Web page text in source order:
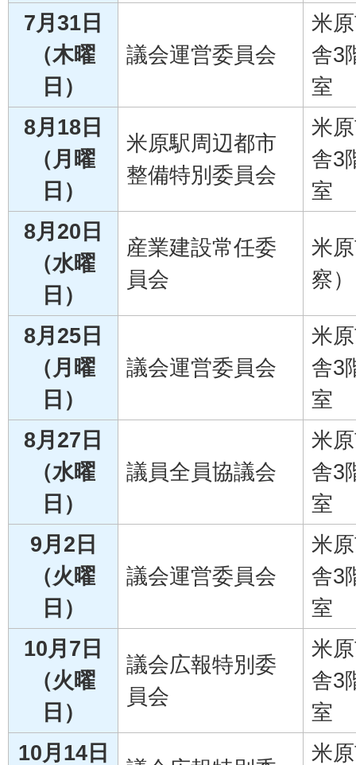
7月31日
（木曜
日）
議会運営委員会
米
舎3
室
8月18日
（月曜
日）
米原駅周辺都市
整備特別委員会
米
舎3
室
8月20日
（水曜
日）
産業建設常任委
員会
米
察）
8月25日
（月曜
日）
議会運営委員会
米
舎3
室
8月27日
（水曜
日）
議員全員協議会
米
舎3
室
9月2日
（火曜
日）
議会運営委員会
米
舎3
室
10月7日
（火曜
日）
議会広報特別委
員会
米
舎3
室
10月14日
米